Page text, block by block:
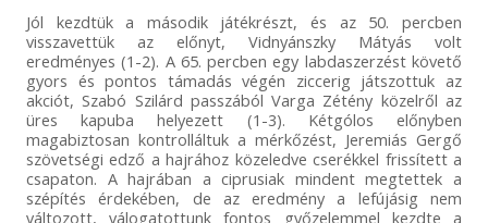
Jól kezdtük a második játékrészt, és az 50. percben
visszavettük az előnyt, Vidnyánszky Mátyás volt
eredményes (1-2). A 65. percben egy labdaszerzést követő
gyors és pontos támadás végén ziccerig játszottuk az
akciót, Szabó Szilárd passzából Varga Zétény közelről az
üres kapuba helyezett (1-3). Kétgólos előnyben
magabiztosan kontrolláltuk a mérkőzést, Jeremiás Gergő
szövetségi edző a hajrához közeledve cserékkel frissített a
csapaton. A hajrában a ciprusiak mindent megtettek a
szépítés érdekében, de az eredmény a lefújásig nem
változott, válogatottunk fontos győzelemmel kezdte a